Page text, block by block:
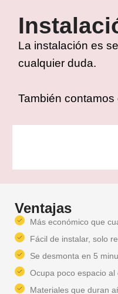
La instalación es
cualquier duda.
También
Ventajas
Más económico que
Fácil de instalar, solo
Se desmonta en 5
Ocupa poco espacio al
Materiales que duran